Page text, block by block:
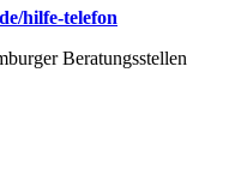
hilfe-telefon
Beratungsstellen